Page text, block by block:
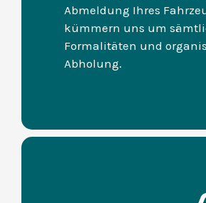
Abmeldung Ihres
kümmern uns um
Formalitäten und
Abholung.